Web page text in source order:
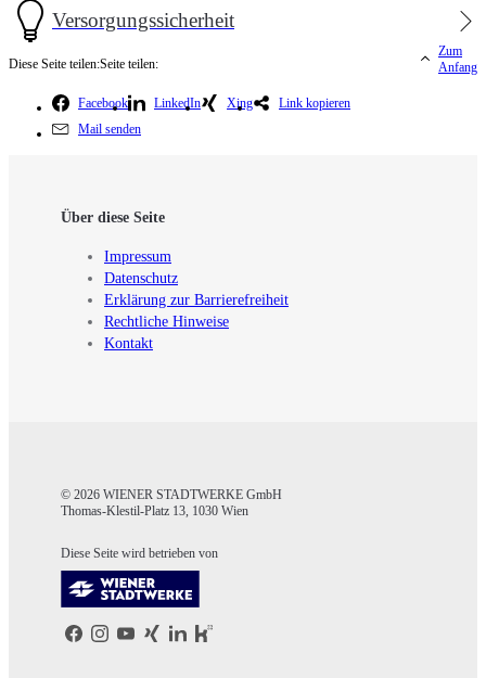
Versorgungssicherheit
Diese Seite teilen:Seite teilen:
Facebook LinkedIn Xing
Link kopieren
Mail senden
Zum
Anfang
Über diese Seite
Impressum
Datenschutz
Erklärung zur Barrierefreiheit
Rechtliche Hinweise
Kontakt
© 2026 WIENER STADTWERKE GmbH
Thomas-Klestil-Platz 13, 1030 Wien
Diese Seite wird betrieben von